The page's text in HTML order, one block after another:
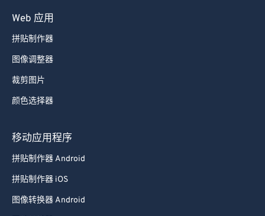
Web 应用
拼贴制作器
图像调整器
裁剪图片
颜色选择器
移动应用程序
拼贴制作器 Android
拼贴制作器 iOS
图像转换器 Android